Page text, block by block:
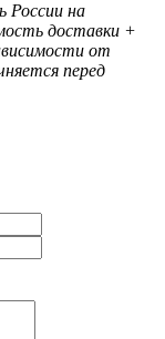
России на
доставки +
от
перед